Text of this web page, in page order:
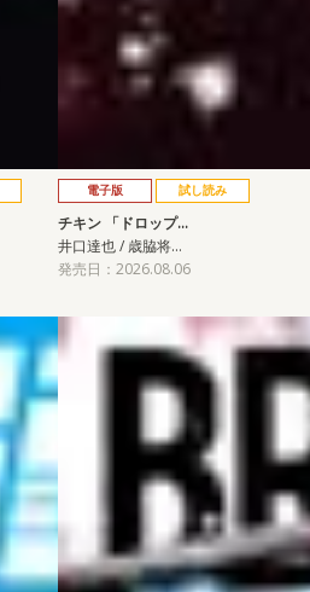
電子版 試し読み
チキン 「ドロップ…
井口達也 / 歳脇将…
発売日：2026.08.06